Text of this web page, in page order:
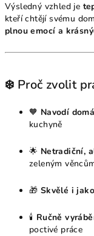
Výsledný vzhled je
kteří chtějí svému
plnou emocí a
❄️ Proč zvolit
🧡 Navodí
kuchyně
🌟 Netradiční,
zeleným
🎁 Skvělé i
🕯 Ručně
poctivé práce